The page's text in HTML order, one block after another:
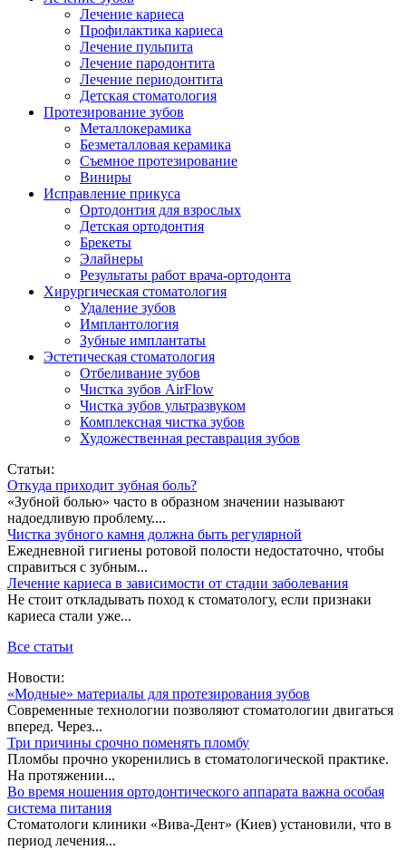
Лечение кариеса
Профилактика кариеса
Лечение пульпита
Лечение пародонтита
Лечение периодонтита
Детская стоматология
Протезирование зубов
Металлокерамика
Безметалловая керамика
Съемное протезирование
Виниры
Исправление прикуса
Ортодонтия для взрослых
Детская ортодонтия
Брекеты
Элайнеры
Результаты работ врача-ортодонта
Хирургическая стоматология
Удаление зубов
Имплантология
Зубные имплантаты
Эстетическая стоматология
Отбеливание зубов
Чистка зубов AirFlow
Чистка зубов ультразвуком
Комплексная чистка зубов
Художественная реставрация зубов
Статьи:
Откуда приходит зубная боль?
«Зубной болью» часто в образном значении называют
надоедливую проблему....
Чистка зубного камня должна быть регулярной
Ежедневной гигиены ротовой полости недостаточно, чтобы
справиться с зубным...
Лечение кариеса в зависимости от стадии заболевания
Не стоит откладывать поход к стоматологу, если признаки
кариеса стали уже...
Все статьи
Новости:
«Модные» материалы для протезирования зубов
Современные технологии позволяют стоматологии двигаться
вперед. Через...
Три причины срочно поменять пломбу
Пломбы прочно укоренились в стоматологической практике.
На протяжении...
Во время ношения ортодонтического аппарата важна особая
система питания
Стоматологи клиники «Вива-Дент» (Киев) установили, что в
период лечения...